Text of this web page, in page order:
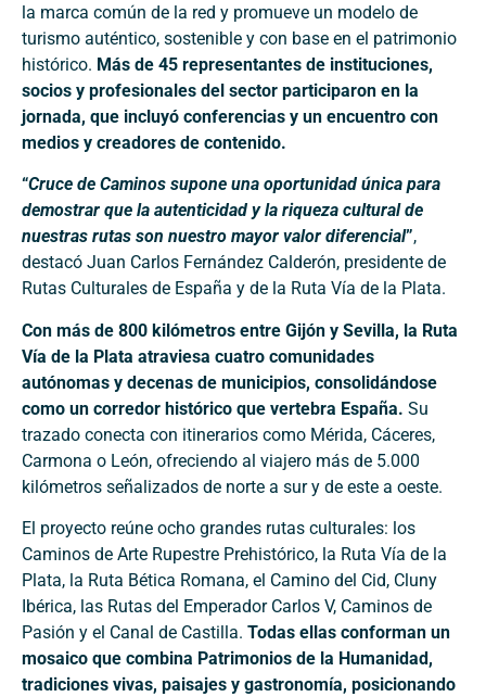
la marca común de la red y promueve un modelo de
turismo auténtico, sostenible y con base en el patrimonio
histórico. Más de 45 representantes de instituciones,
socios y profesionales del sector participaron en la
jornada, que incluyó conferencias y un encuentro con
medios y creadores de contenido.
“Cruce de Caminos supone una oportunidad única para
demostrar que la autenticidad y la riqueza cultural de
nuestras rutas son nuestro mayor valor diferencial”,
destacó Juan Carlos Fernández Calderón, presidente de
Rutas Culturales de España y de la Ruta Vía de la Plata.
Con más de 800 kilómetros entre Gijón y Sevilla, la Ruta
Vía de la Plata atraviesa cuatro comunidades
autónomas y decenas de municipios, consolidándose
como un corredor histórico que vertebra España. Su
trazado conecta con itinerarios como Mérida, Cáceres,
Carmona o León, ofreciendo al viajero más de 5.000
kilómetros señalizados de norte a sur y de este a oeste.
El proyecto reúne ocho grandes rutas culturales: los
Caminos de Arte Rupestre Prehistórico, la Ruta Vía de la
Plata, la Ruta Bética Romana, el Camino del Cid, Cluny
Ibérica, las Rutas del Emperador Carlos V, Caminos de
Pasión y el Canal de Castilla. Todas ellas conforman un
mosaico que combina Patrimonios de la Humanidad,
tradiciones vivas, paisajes y gastronomía, posicionando